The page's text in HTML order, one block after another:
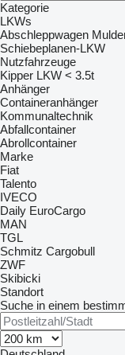
Kategorie
LKWs
Abschleppwagen
Schiebeplanen-LKW
Nutzfahrzeuge
Kipper LKW < 3.5t
Anhänger
Containeranhänger
Kommunaltechnik
Abfallcontainer
Abrollcontainer
Marke
Fiat
Talento
IVECO
Daily EuroCargo
MAN
TGL
Schmitz Cargobull
ZWF
Skibicki
Standort
Suche in einem